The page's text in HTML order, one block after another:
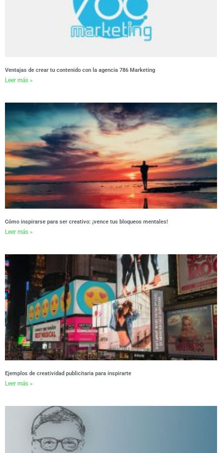
Ventajas de crear tu contenido con la agencia 786 Marketing
Leer más »
Cómo inspirarse para ser creativo: ¡vence tus bloqueos mentales!
Leer más »
Ejemplos de creatividad publicitaria para inspirarte
Leer más »